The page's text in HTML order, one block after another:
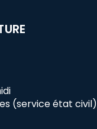
(service état civil)